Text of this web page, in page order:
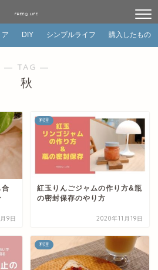
FREEQ LIFE
ア DIY シンプルライフ 購入したもの
― TAG ―
秋
9日
料理
紅玉りんごジャムの作り方&瓶
の密封保存のやり方
2020年11月19日
料理